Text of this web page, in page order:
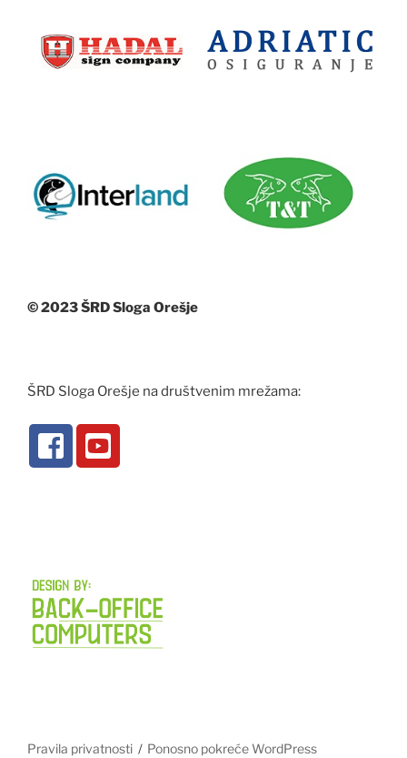
© 2023 ŠRD Sloga Orešje
ŠRD Sloga Orešje na društvenim mrežama:
Pravila privatnosti Ponosno pokreće WordPress